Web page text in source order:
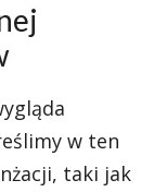
w ten
taki jak